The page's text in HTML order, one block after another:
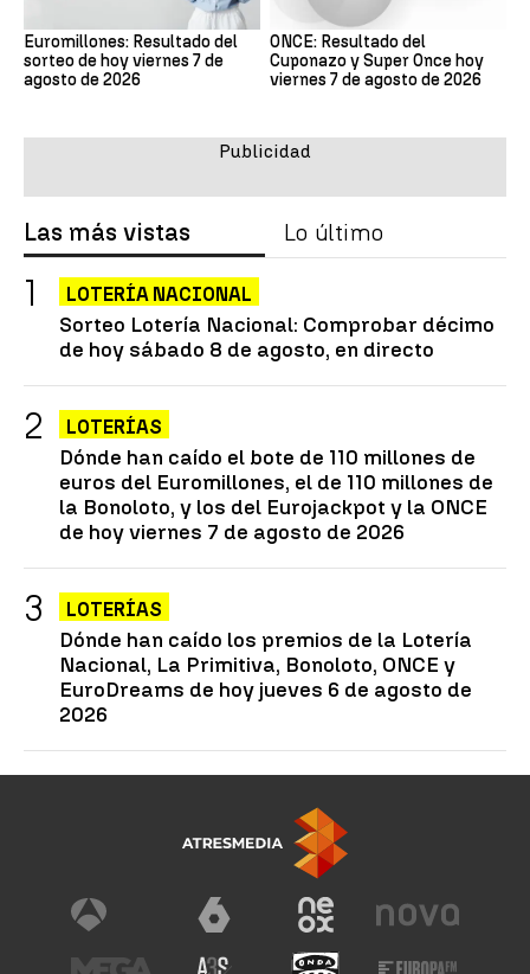
Euromillones: Resultado del
sorteo de hoy viernes 7 de
agosto de 2026
ONCE: Resultado del
Cuponazo y Super Once hoy
viernes 7 de agosto de 2026
Las más vistas Lo último
LOTERÍA NACIONAL
Sorteo Lotería Nacional: Comprobar décimo
de hoy sábado 8 de agosto, en directo
LOTERÍAS
Dónde han caído el bote de 110 millones de
euros del Euromillones, el de 110 millones de
la Bonoloto, y los del Eurojackpot y la ONCE
de hoy viernes 7 de agosto de 2026
LOTERÍAS
Dónde han caído los premios de la Lotería
Nacional, La Primitiva, Bonoloto, ONCE y
EuroDreams de hoy jueves 6 de agosto de
2026